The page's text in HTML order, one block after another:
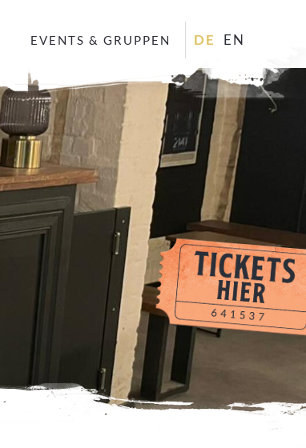
EVENTS & GRUPPEN DE EN
Düsseldorf
Hamburg